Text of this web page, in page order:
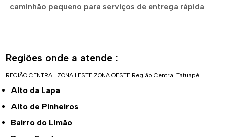
caminhão pequeno para serviços de entrega rápida
Regiões onde a atende :
REGIÃO CENTRAL ZONA LESTE ZONA OESTE Região Central Tatuapé
Alto da Lapa
Alto de Pinheiros
Bairro do Limão